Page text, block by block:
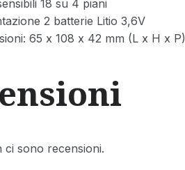
18 su 4 piani
2 batterie Litio 3,6V
65 x 108 x 42 mm (L x H x P)
ci sono recensioni.